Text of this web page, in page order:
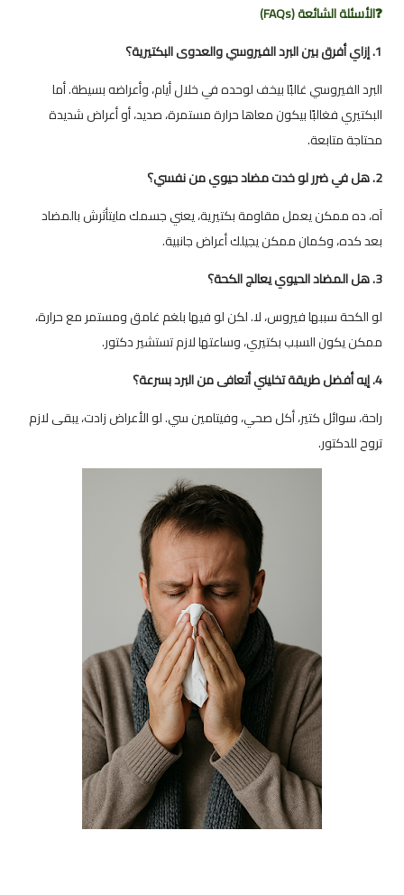
❓الأسئلة الشائعة (FAQs)
1. إزاي أفرق بين البرد الفيروسي والعدوى البكتيرية؟
البرد الفيروسي غالبًا بيخف لوحده في خلال أيام، وأعراضه بسيطة. أما
البكتيري فغالبًا بيكون معاها حرارة مستمرة، صديد، أو أعراض شديدة
محتاجة متابعة.
2. هل في ضرر لو خدت مضاد حيوي من نفسي؟
آه، ده ممكن يعمل مقاومة بكتيرية، يعني جسمك مايتأثرش بالمضاد
بعد كده، وكمان ممكن يجيلك أعراض جانبية.
3. هل المضاد الحيوي يعالج الكحة؟
لو الكحة سببها فيروس، لا. لكن لو فيها بلغم غامق ومستمر مع حرارة،
ممكن يكون السبب بكتيري، وساعتها لازم تستشير دكتور.
4. إيه أفضل طريقة تخليني أتعافى من البرد بسرعة؟
راحة، سوائل كتير، أكل صحي، وفيتامين سي. لو الأعراض زادت، يبقى لازم
تروح للدكتور.